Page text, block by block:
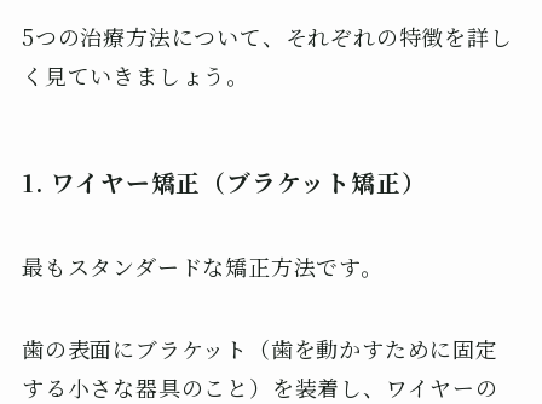
5つの治療方法について、それぞれの特徴を詳し
く見ていきましょう。
1. ワイヤー矯正（ブラケット矯正）
最もスタンダードな矯正方法です。
歯の表面にブラケット（歯を動かすために固定
する小さな器具のこと）を装着し、ワイヤーの